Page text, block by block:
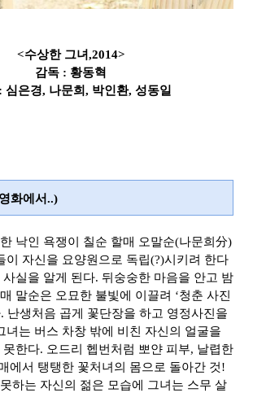
<수상한 그녀,2014>
감독 : 황동혁
심은경, 나문희, 박인환, 성동일
화에서..)
낙인 욕쟁이 칠순 할매 오말순(나문희分)
이 자신을 요양원으로 독립(?)시키려 한다
실을 알게 된다. 뒤숭숭한 마음을 안고 밤
말순은 오묘한 불빛에 이끌려 ‘청춘 사진
난생처음 곱게 꽃단장을 하고 영정사진을
녀는 버스 차창 밖에 비친 자신의 얼굴을
못한다. 오드리 헵번처럼 뽀얀 피부, 날렵한
에서 탱탱한 꽃처녀의 몸으로 돌아간 것!
하는 자신의 젊은 모습에 그녀는 스무 살